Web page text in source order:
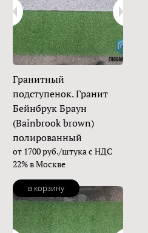
Гранитный
подступенок. Гранит
Бейнбрук Браун
(Bainbrook brown)
полированный
от 1700 руб./штука с НДС
22% в Москве
в корзину